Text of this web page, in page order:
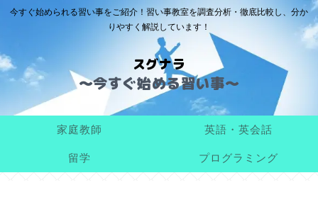
今すぐ始められる習い事をご紹介！習い事教室を調査分析・徹底比較し、分か
りやすく解説しています！
スグナラ
家庭教師 英語・英会話
留学 プログラミング